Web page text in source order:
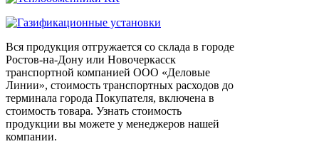
Вся продукция отгружается со склада в городе
Ростов-на-Дону или Новочеркасск
транспортной компанией ООО «Деловые
Линии», стоимость транспортных расходов до
терминала города Покупателя, включена в
стоимость товара. Узнать стоимость
продукции вы можете у менеджеров нашей
компании.